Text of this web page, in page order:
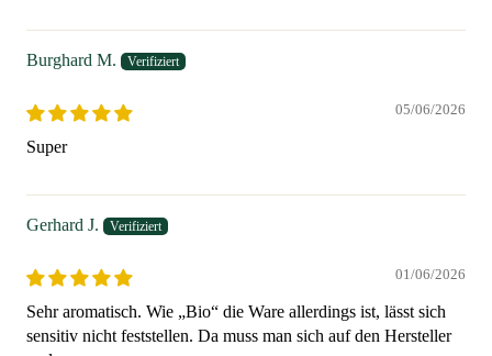
Burghard M.
05/06/2026
Super
Gerhard J.
01/06/2026
Sehr aromatisch. Wie „Bio“ die Ware allerdings ist, lässt sich
sensitiv nicht feststellen. Da muss man sich auf den Hersteller